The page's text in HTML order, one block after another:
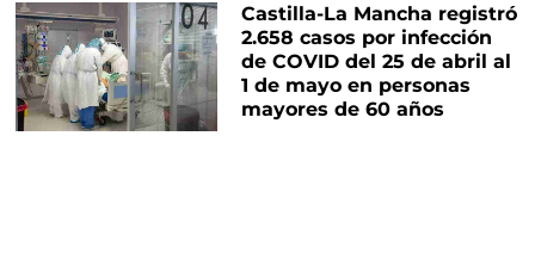
Castilla-La Mancha registró
2.658 casos por infección
de COVID del 25 de abril al
1 de mayo en personas
mayores de 60 años